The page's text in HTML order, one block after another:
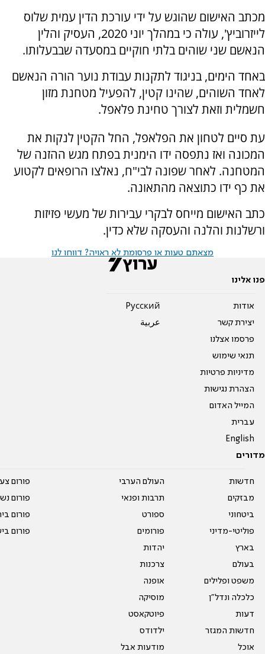
מכתב האישום שהוגש על ידי עורכת הדין עמית שלוס
לייזרוביץ', עולה כי במהלך יוני 2020, העסיק והלין
הנאשם שני שוהים בלתי חוקיים במסעדה שבבעלותו.
באחד הימים, בניגוד לתקנות עבודת נוער הורה הנאשם
לאחד השוהים, שהינו קטין, להפעיל מטחנת מזון
חשמלית וזאת לצורך טחינת פלאפל.
עת סיים לטחון את הפלאפל, החל הקטין לנקות את
המכונה ואז נתפסה ידו הימנית בפתח מגש ההזנה של
המטחנה. לאחר שפונה לבי"ח, נאלצו הרופאים לקטוע
את כף ידו כתוצאה מהתאונה.
כתב האישום מייחס לבקרי עבירות של מעשי פזיזות
ורשלנות והלנה והעסקה שלא כדין.
מצאתם טעות או פרסומת לא ראויה? דווחו לנו
פנו אלינו
אודות
יצירת קשר
פרסמו אצלנו
תנאי שימוש
מדיניות פרטיות
הצהרת נגישות
המייל האדום
עברית
English
Pусский
عربية
מדורים
חדשות
מבזקים
ביטחוני
פוליטי-מדיני
בארץ
בעולם
משפט ופלילים
כלכלה ונדל"ן
דעות
חדשות המגזר
אוכל
העולם הערבי
תרבות ופנאי
ספורט
פורומים
יהדות
צרכנות
אופנה
מוסיקה
פיוטקאסט
ילדודס
מודעות אבל
פורום
פורום
פורום
פורום